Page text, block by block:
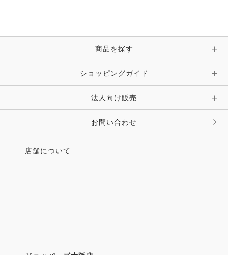
・JRA創立70周年記念 第46回JRA ホースショー
●UMAMIMI情報局
・さあ、 踏み切ってぇ、ジャンプゥ！
ポニーの本気の跳躍に顔がほころぶ
─第2回 富里スモールジャンプ（P・JG1）
・今話題の人と馬のおやつ
「COSNACK（コスナック）誕生秘話
商品を探す
ショッピングガイド
法人向け販売
お問い合わせ
店舗について